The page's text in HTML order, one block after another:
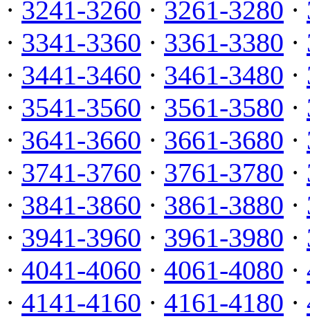
· 3241-3260 · 3261-3280 ·
· 3341-3360 · 3361-3380 ·
· 3441-3460 · 3461-3480 ·
· 3541-3560 · 3561-3580 ·
· 3641-3660 · 3661-3680 ·
· 3741-3760 · 3761-3780 ·
· 3841-3860 · 3861-3880 ·
· 3941-3960 · 3961-3980 ·
· 4041-4060 · 4061-4080 ·
· 4141-4160 · 4161-4180 ·